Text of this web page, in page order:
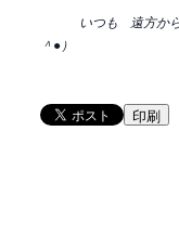
いつも 遠方からも
＾●）
印刷